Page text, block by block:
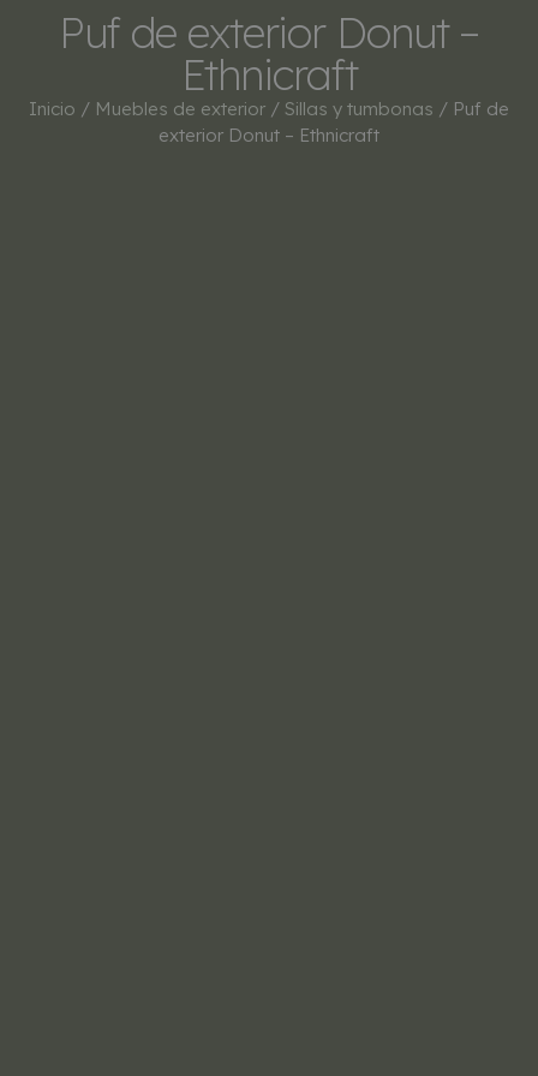
Puf de exterior Donut –
Ethnicraft
Inicio / Muebles de exterior / Sillas y tumbonas / Puf de
exterior Donut – Ethnicraft